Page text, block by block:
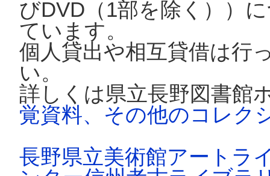
びDVD（1部を除く））
ています。
個人貸出や相互貸借は行
い。
詳しくは県立長野図書館
覚資料、その他のコレク
長野県立美術館アートラ